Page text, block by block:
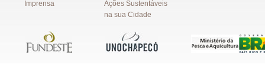
Imprensa
Ações Sustentáveis
na sua Cidade